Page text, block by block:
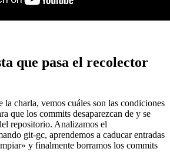
que pasa el recolector
la charla, vemos cuáles son las condiciones
que los commits desaparezcan de y se
repositorio. Analizamos el
git-gc, aprendemos a caducar entradas
y finalmente borramos los commits